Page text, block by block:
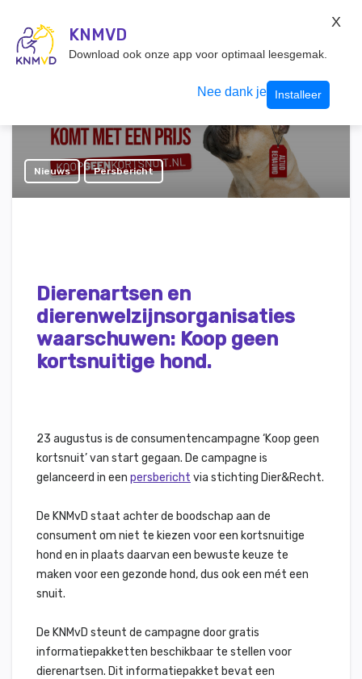
Inloggen
Nieuws Persbericht
Dierenartsen en
dierenwelzijnsorganisaties
waarschuwen: Koop geen
kortsnuitige hond.
23 augustus is de consumentencampagne ‘Koop geen
kortsnuit’ van start gegaan. De campagne is
gelanceerd in een persbericht via stichting Dier&Recht.
De KNMvD staat achter de boodschap aan de
consument om niet te kiezen voor een kortsnuitige
hond en in plaats daarvan een bewuste keuze te
maken voor een gezonde hond, dus ook een mét een
snuit.
De KNMvD steunt de campagne door gratis
informatiepakketten beschikbaar te stellen voor
dierenartsen. Dit informatiepakket bevat een
KNMVD
Download ook onze app voor optimaal leesgemak.
Nee dank je Installeer
X